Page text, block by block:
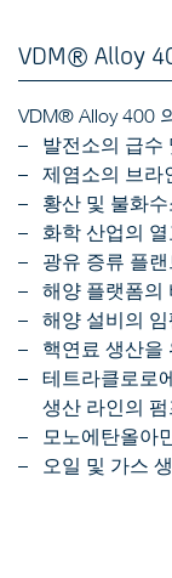
VDM® Alloy
VDM® Alloy 400
발전소의 급수
제염소의 브라
황산 및 불화
화학 산업의 열
광유 증류 플
해양 플랫폼의
해양 설비의
핵연료 생산을
테트라클로로
생산 라인의 펌
모노에탄올아
오일 및 가스